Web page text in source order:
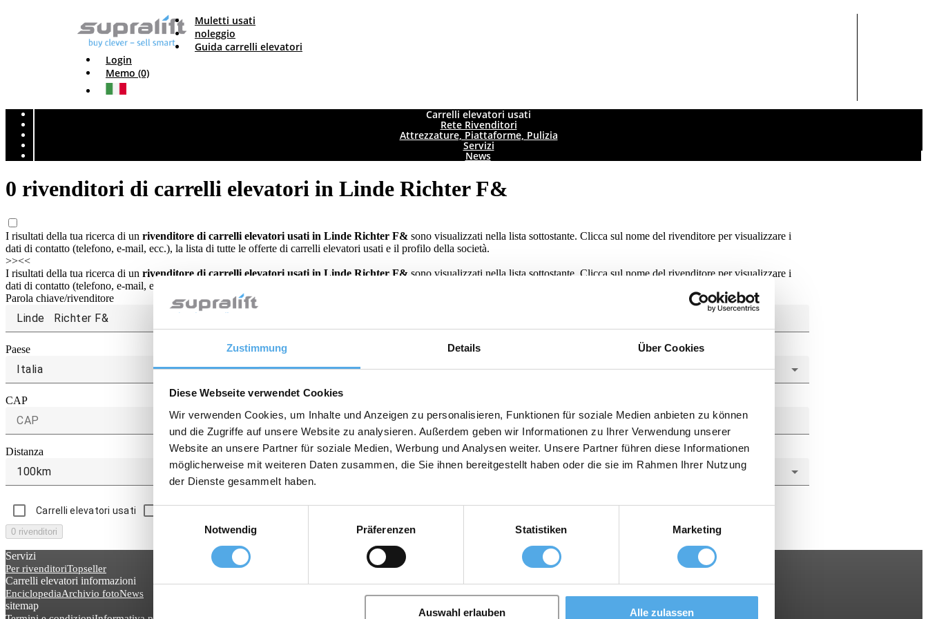
Zustimmung Details Über Cookies
Diese Webseite verwendet Cookies
Wir verwenden Cookies, um Inhalte und Anzeigen zu personalisieren, Funktionen für soziale Medien anbieten zu können
und die Zugriffe auf unsere Website zu analysieren. Außerdem geben wir Informationen zu Ihrer Verwendung unserer
Website an unsere Partner für soziale Medien, Werbung und Analysen weiter. Unsere Partner führen diese Informationen
möglicherweise mit weiteren Daten zusammen, die Sie ihnen bereitgestellt haben oder die sie im Rahmen Ihrer Nutzung
der Dienste gesammelt haben.
Einwilligungsauswahl
Notwendig
Präferenzen Statistiken Marketing
Auswahl erlauben Alle zulassen
Muletti usati
noleggio
Guida carrelli elevatori
Login
Memo (0)
Carrelli elevatori usati
Rete Rivenditori
Attrezzature, Piattaforme, Pulizia
Servizi
News
0 rivenditori di carrelli elevatori in Linde Richter F&
I risultati della tua ricerca di un rivenditore di carrelli elevatori usati in Linde Richter F& sono visualizzati nella lista sottostante. Clicca sul nome del rivenditore per visualizzare i
dati di contatto (telefono, e-mail, ecc.), la lista di tutte le offerte di carrelli elevatori usati e il profilo della società.
>><<
I risultati della tua ricerca di un rivenditore di carrelli elevatori usati in Linde Richter F& sono visualizzati nella lista sottostante. Clicca sul nome del rivenditore per visualizzare i
dati di contatto (telefono, e-mail, ecc.), la lista di tutte le offerte di carrelli elevatori usati e il profilo della società.
Parola chiave/rivenditore
Paese
Italia
CAP
Distanza
100km
Carrelli elevatori usati
0 rivenditori
Servizi
Per rivenditoriTopseller
Carrelli elevatori informazioni
EnciclopediaArchivio fotoNews
sitemap